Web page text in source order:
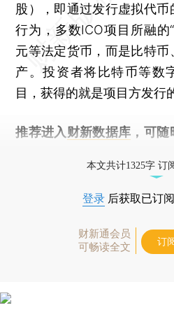
股），即通过发行虚拟代
行为，多数ICO项目所融的
元等法定货币，而是比特
产。投资者将比特币等数
目，获得的就是项目方发行
推荐进入 财新数据库 ，可
本文共计1325字 订
登录 后获取已订
财新通会员
可畅读全文
订